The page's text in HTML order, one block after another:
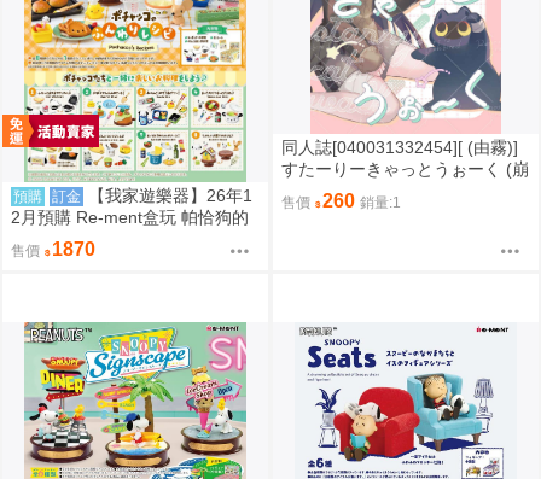
預購 訂金
【我家遊樂器】26年1
2月預購 Re-ment盒玩 帕恰狗的
鬆軟食譜
售價 1870
同人誌[040031332454][ (由霧)]
すたーりーきゃっとうぉーく (崩
壞星穹鐵道)刃 景元
售價 260 銷量:1